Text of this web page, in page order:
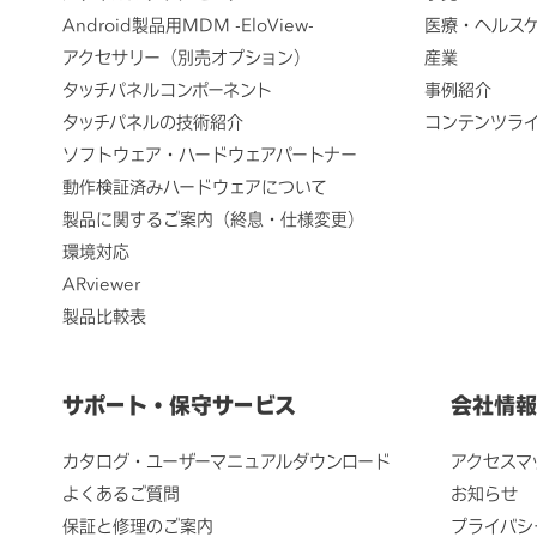
Android製品用MDM -EloView-
アクセサリー（別売オプション）
タッチパネルコンポーネント
タッチパネルの技術紹介
ソフトウェア・ハードウェアパートナー
動作検証済みハードウェアについて
製品に関するご案内（終息・仕様変更）
環境対応
ARviewer
製品比較表
医療・ヘルス
産業
事例紹介
コンテンツラ
サポート・保守サービス
カタログ・ユーザーマニュアルダウンロード
よくあるご質問
保証と修理のご案内
会社情報
アクセスマ
お知らせ
プライバ